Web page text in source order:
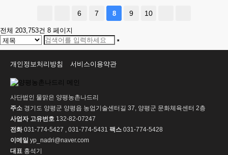
6 7 8 9 10
전체 203,753건 8 페이지
개인정보처리방침 서비스이용약관
사단법인 물맑은 양평농촌나드리
주소 경기도 양평군 양평읍 농업기술센터길 37, 양평군 문화체육센터 2층
사업자 고유번호 132-82-07247
전화031-774-5427 , 031-774-5431 팩스 031-774-5428
이메일 yp_nadri@naver.com
대표 홍석기